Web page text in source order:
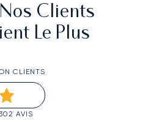
Clients
Le Plus
CLIENTS
AVIS